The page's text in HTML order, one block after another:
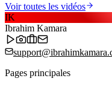
Voir toutes les vidéos
IK
Ibrahim Kamara
Pages principales